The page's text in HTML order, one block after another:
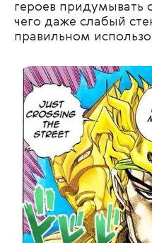
героев придумывать
чего даже слабый
правильном